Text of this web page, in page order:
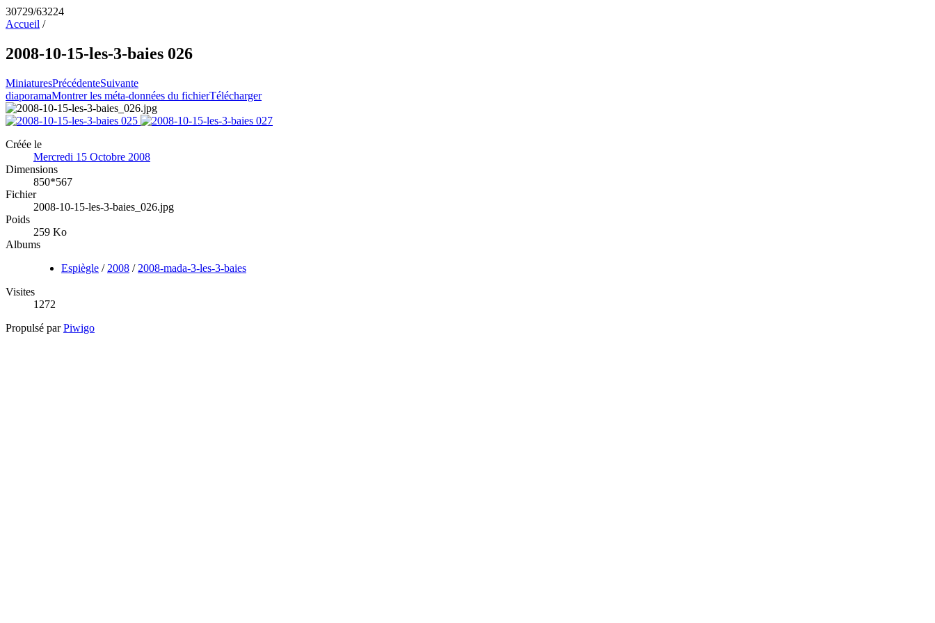
30729/63224
Accueil /
2008-10-15-les-3-baies 026
MiniaturesPrécédenteSuivante
diaporamaMontrer les méta-données du fichierTélécharger
Créée le
Mercredi 15 Octobre 2008
Dimensions
850*567
Fichier
2008-10-15-les-3-baies_026.jpg
Poids
259 Ko
Albums
Espiègle / 2008 / 2008-mada-3-les-3-baies
Visites
1272
Propulsé parPiwigo